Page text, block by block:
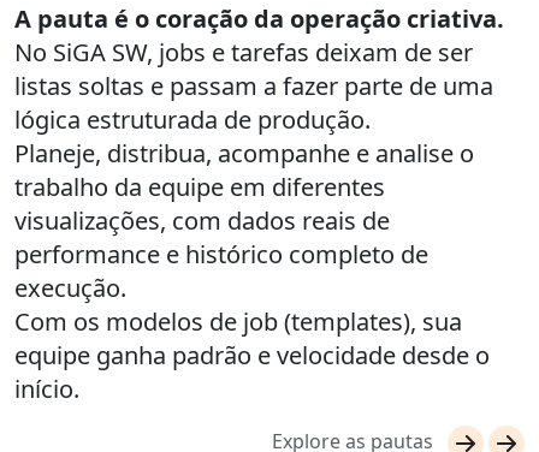
A pauta é o coração da operação criativa.
No SiGA SW, jobs e tarefas deixam de ser
listas soltas e passam a fazer parte de uma
lógica estruturada de produção.
Planeje, distribua, acompanhe e analise o
trabalho da equipe em diferentes
visualizações, com dados reais de
performance e histórico completo de
execução.
Com os modelos de job (templates), sua
equipe ganha padrão e velocidade desde o
início.
Explore as pautas